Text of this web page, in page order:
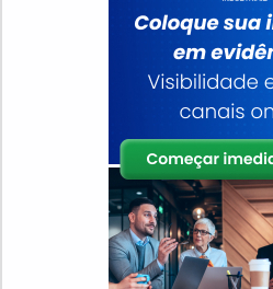
planejada para entregas em
de produtos.GARANTIA DE
COMPROVADASomente na
variedade e qualidade quando
adesivas para embalagens.
empresa oferece aos seus
de ser uma empresa
comprometida com seus
possíveis pelo fato de possuir
qualidade onde são realizadas
suficiente para atender todas